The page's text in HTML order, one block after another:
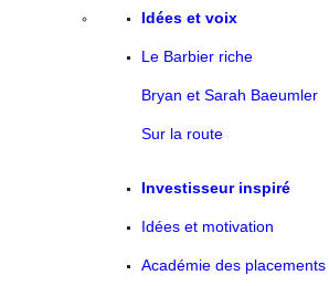
Idées et voix
Le Barbier riche
Bryan et Sarah Baeumler
Sur la route
Investisseur inspiré
Idées et motivation
Académie des placements